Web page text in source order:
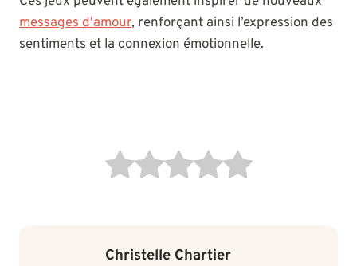
messages d'amour, renforçant ainsi l’expression des
sentiments et la connexion émotionnelle.
Christelle Chartier